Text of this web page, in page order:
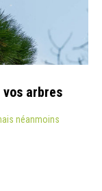
vos arbres
néanmoins